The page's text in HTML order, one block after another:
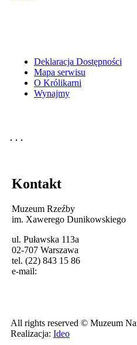
Deklaracja Dostępności
Mapa serwisu
O Królikarni
Wynajmy
Kontakt
Muzeum Rzeźby
im. Xawerego Dunikowskiego
ul. Puławska 113a
02-707 Warszawa
tel. (22) 843 15 86
e-mail:
All rights reserved © Muzeum
Realizacja: Ideo